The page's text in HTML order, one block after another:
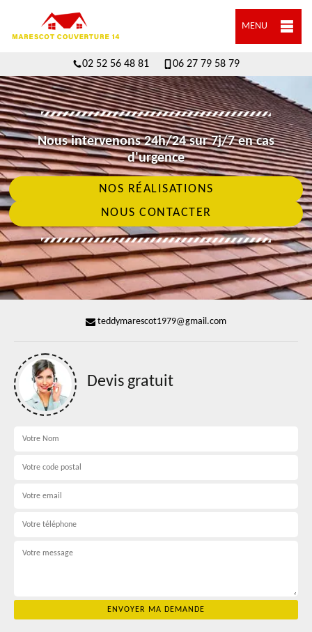
MENU
02 52 56 48 81 06 27 79 58 79
Nous intervenons 24h/24 sur 7j/7 en cas
d'urgence
NOS RÉALISATIONS
NOUS CONTACTER
teddymarescot1979@gmail.com
Devis gratuit